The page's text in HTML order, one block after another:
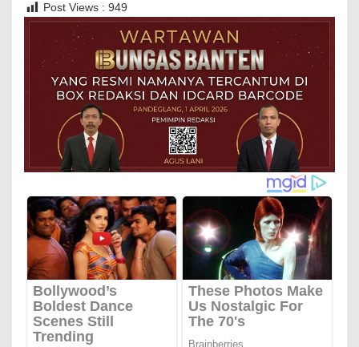
Post Views : 949